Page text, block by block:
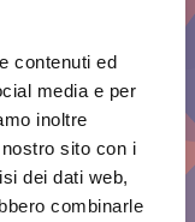
contenuti ed
media e per
inoltre
sito con i
dei dati web,
combinarle
ed è entrata in
modificato il
SUL
la nuova
81/08 (testo
N.34 DEL 11.03.26